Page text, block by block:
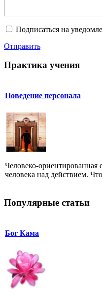
Подписаться на
Отправить
Практика учения
Поведение персонала
Человеко-ориентированная
человека над действием.
Популярные статьи
Бог Кама